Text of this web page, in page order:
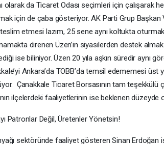
olarak da Ticaret Odası seçimleri için çalışarak
için de çaba gösteriyor. AK Parti Grup Başkan
etmesi lazım, 25 sene aynı koltukta
direnen Üzen’in siyasilerden destek
ise biliniyor. Üzen 20 yıla aşkın süredir aynı
Ankara’da TOBB’da temsil edememesi
Çanakkale Ticaret Borsasının tam teşekkülü
ilçelerdeki faaliyetlerinin ise beklenen
Patronlar Değil, Üretenler Yönetsin!
sektöründe faaliyet gösteren Sinan Erdoğan